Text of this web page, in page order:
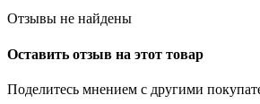
Отзывы не найдены
Оставить отзыв на этот товар
Поделитесь мнением с другими